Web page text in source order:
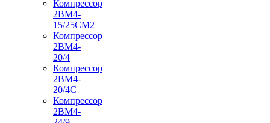
Компрессор
2ВМ4-
15/25СМ2
Компрессор
2ВМ4-
20/4
Компрессор
2ВМ4-
20/4С
Компрессор
2ВМ4-